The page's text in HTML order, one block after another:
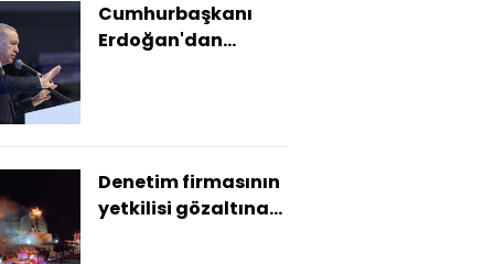
Cumhurbaşkanı
Erdoğan'dan
Denetim firmasının
yetkilisi gözaltına